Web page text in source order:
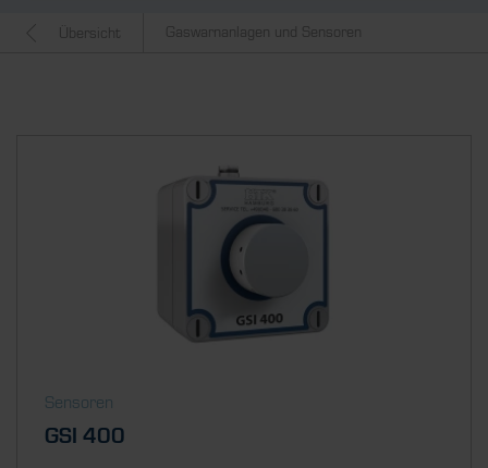
Übersicht Gaswarnanlagen und Sensoren
Sensoren
GSI 400